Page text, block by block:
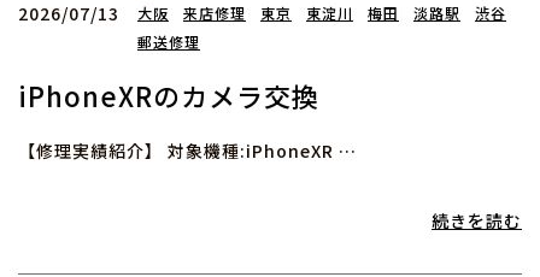
2026/07/13
大阪
来店修理 東京 東淀川 梅田 淡路駅
渋谷
郵送修理
iPhoneXRのカメラ交換
【修理実績紹介】 対象機種:iPhoneXR …
続きを読む